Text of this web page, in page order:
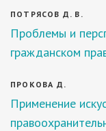
ПОТРЯСОВ Д. В.
Проблемы и
гражданском
ПРОКОВА Д.
Применение